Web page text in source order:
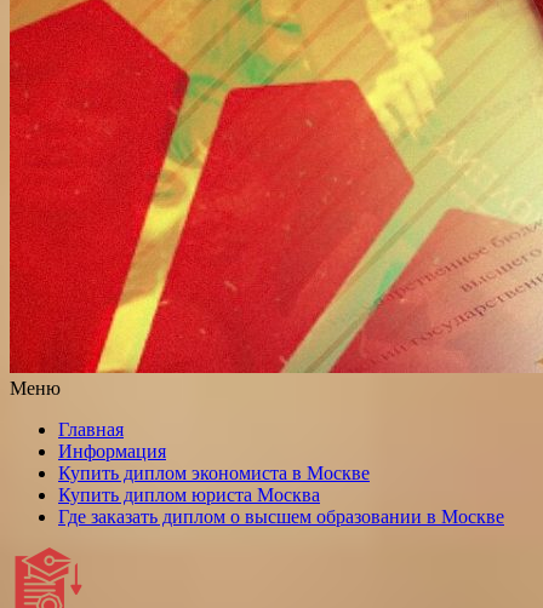
Меню
Главная
Информация
Купить диплом экономиста в Москве
Купить диплом юриста Москва
Где заказать диплом о высшем образовании в Москве